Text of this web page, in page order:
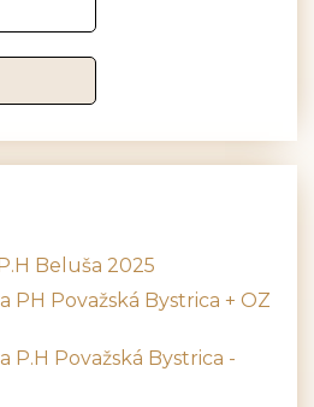
Beluša 2025
PH Považská Bystrica + OZ
P.H Považská Bystrica -